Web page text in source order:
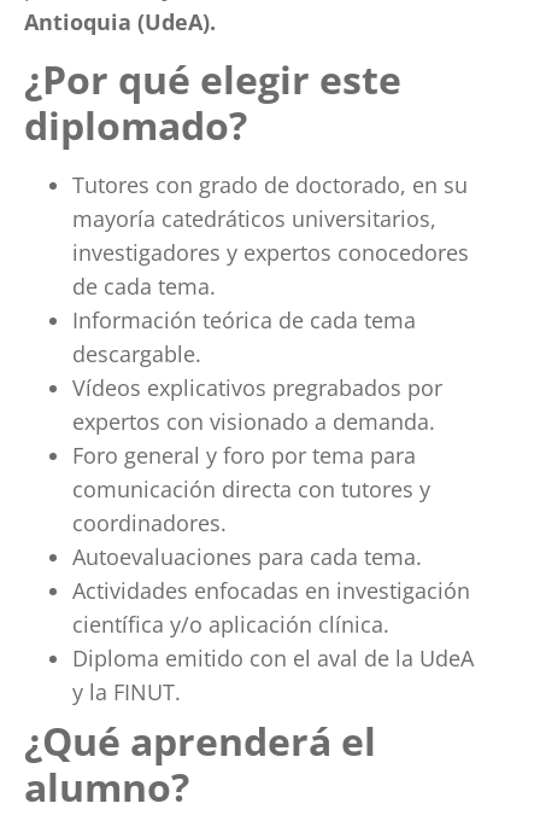
Antioquia (UdeA).
¿Por qué elegir este
diplomado?
Tutores con grado de doctorado, en su
mayoría catedráticos universitarios,
investigadores y expertos conocedores
de cada tema.
Información teórica de cada tema
descargable.
Vídeos explicativos pregrabados por
expertos con visionado a demanda.
Foro general y foro por tema para
comunicación directa con tutores y
coordinadores.
Autoevaluaciones para cada tema.
Actividades enfocadas en investigación
científica y/o aplicación clínica.
Diploma emitido con el aval de la UdeA
y la FINUT.
¿Qué aprenderá el
alumno?